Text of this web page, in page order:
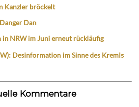
Kanzler bröckelt
Dan
NRW im Juni erneut rückläufig
Desinformation im Sinne des Kremls
Kommentare